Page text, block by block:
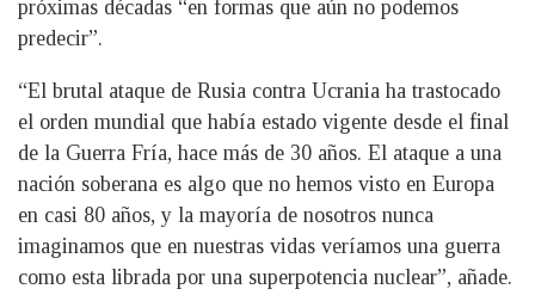
próximas décadas “en formas que aún no podemos
predecir”.
“El brutal ataque de Rusia contra Ucrania ha trastocado
el orden mundial que había estado vigente desde el final
de la Guerra Fría, hace más de 30 años. El ataque a una
nación soberana es algo que no hemos visto en Europa
en casi 80 años, y la mayoría de nosotros nunca
imaginamos que en nuestras vidas veríamos una guerra
como esta librada por una superpotencia nuclear”, añade.